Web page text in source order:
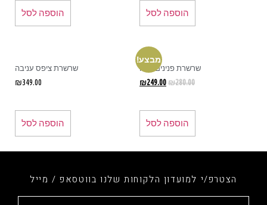
הוספה לסל הוספה לסל
מבצע!
שרשרת פנינים נוצה
₪280.00
₪249.00
הוספה לסל
שרשרת ציפס עניבה
₪349.00
הוספה לסל
הצטרפ/י למועדון הלקוחות שלנו בווטסאפ / מייל